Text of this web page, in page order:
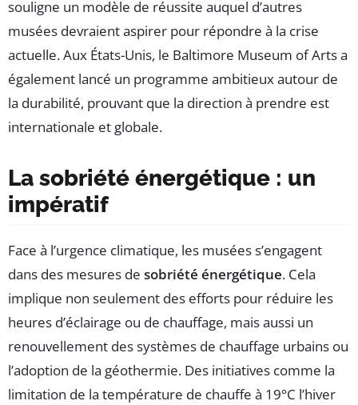
souligne un modèle de réussite auquel d’autres
musées devraient aspirer pour répondre à la crise
actuelle. Aux États-Unis, le Baltimore Museum of Arts a
également lancé un programme ambitieux autour de
la durabilité, prouvant que la direction à prendre est
internationale et globale.
La sobriété énergétique : un
impératif
Face à l’urgence climatique, les musées s’engagent
dans des mesures de sobriété énergétique. Cela
implique non seulement des efforts pour réduire les
heures d’éclairage ou de chauffage, mais aussi un
renouvellement des systèmes de chauffage urbains ou
l’adoption de la géothermie. Des initiatives comme la
limitation de la température de chauffe à 19°C l’hiver